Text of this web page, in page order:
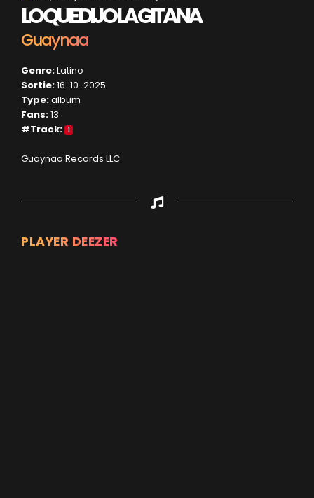
LO QUE DIJO LA GITANA
Guaynaa
Genre:Latino
Sortie:16-10-2025
Type:album
Fans:13
#Track: 1
Guaynaa Records LLC
PLAYER DEEZER